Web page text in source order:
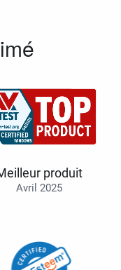
produit
Avril 2025